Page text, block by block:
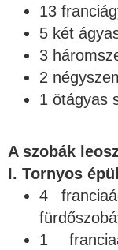
13
5 két
3
2
1 ötágyas
A szobák
I. Tornyos
4
1